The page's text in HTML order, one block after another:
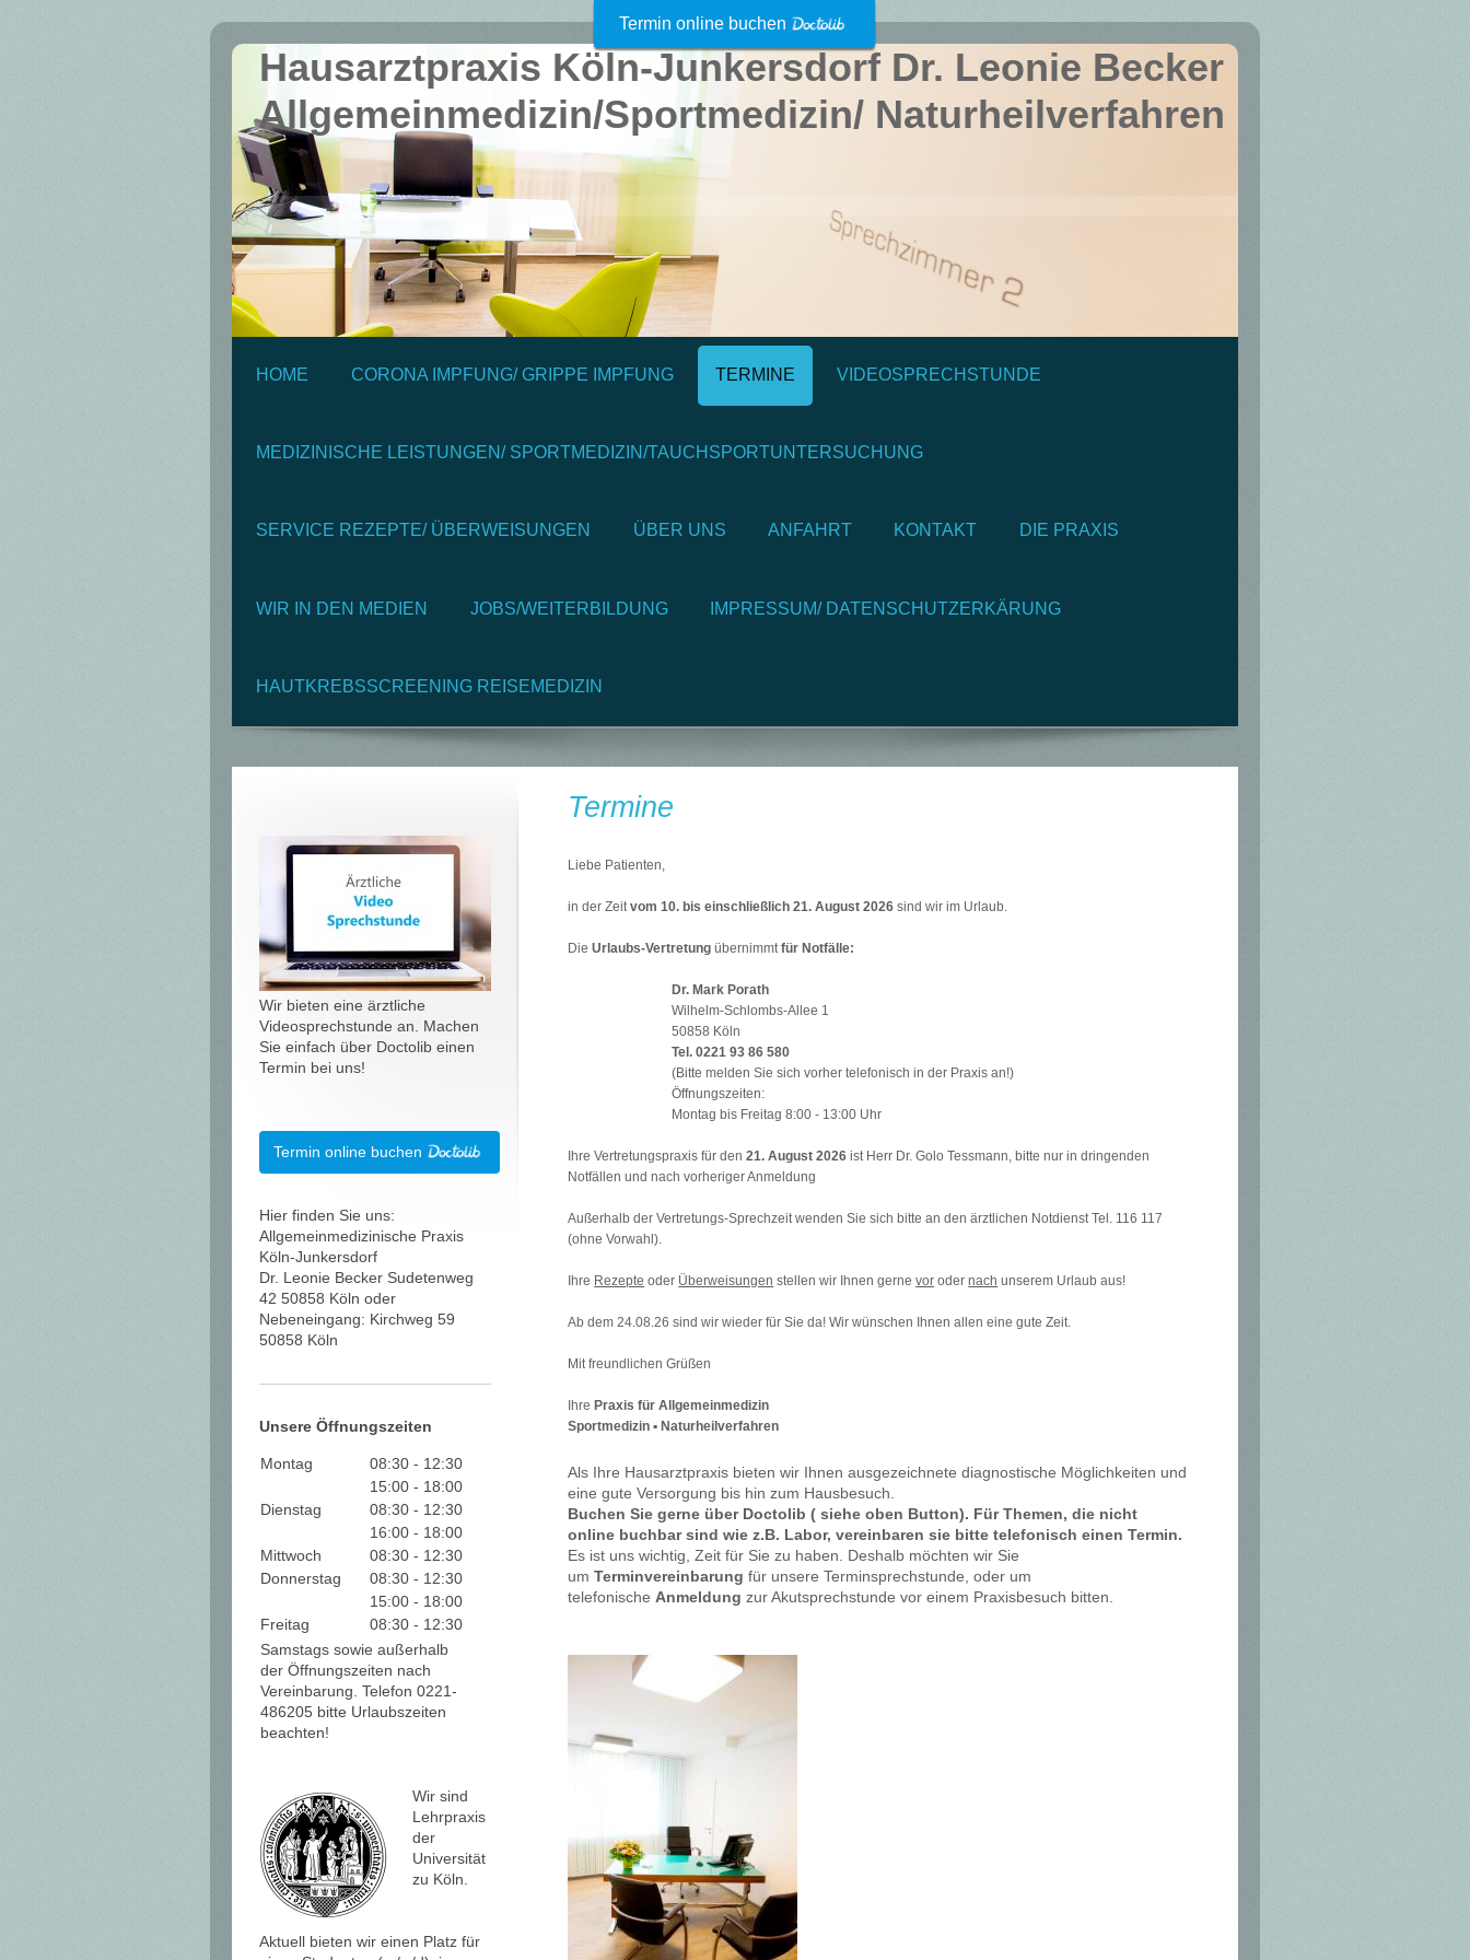
Hausarztpraxis Köln-Junkersdorf Dr. Leonie Becker
Allgemeinmedizin/Sportmedizin/ Naturheilverfahren
HOME CORONA IMPFUNG/ GRIPPE IMPFUNG TERMINE VIDEOSPRECHSTUNDE
MEDIZINISCHE LEISTUNGEN/ SPORTMEDIZIN/TAUCHSPORTUNTERSUCHUNG
SERVICE REZEPTE/ ÜBERWEISUNGEN ÜBER UNS ANFAHRT KONTAKT DIE PRAXIS
WIR IN DEN MEDIEN JOBS/WEITERBILDUNG IMPRESSUM/ DATENSCHUTZERKÄRUNG
HAUTKREBSSCREENING REISEMEDIZIN
Termine
Liebe Patienten,
in der Zeitvom 10. bis einschließlich 21. August 2026 sind wir im Urlaub.
DieUrlaubs-Vertretung übernimmtfür Notfälle:
Dr. Mark Porath
Wilhelm-Schlombs-Allee 1
50858 Köln
Tel. 0221 93 86 580
(Bitte melden Sie sich vorher telefonisch in der Praxis an!)
Öffnungszeiten:
Montag bis Freitag 8:00 - 13:00 Uhr
Ihre Vertretungspraxis für den21. August 2026 ist Herr Dr. Golo Tessmann, bitte nur in dringenden
Notfällen und nach vorheriger Anmeldung
Außerhalb der Vertretungs-Sprechzeit wenden Sie sich bitte an den ärztlichen Notdienst Tel. 116 117
(ohne Vorwahl).
Ihre Rezepte oder Überweisungen stellen wir Ihnen gernevor odernach unserem Urlaub aus!
Ab dem 24.08.26 sind wir wieder für Sie da! Wir wünschen Ihnen allen eine gute Zeit.
Mit freundlichen Grüßen
Ihre Praxis für Allgemeinmedizin
Sportmedizin ▪ Naturheilverfahren
Als Ihre Hausarztpraxis bieten wir Ihnen ausgezeichnete diagnostische Möglichkeiten und
eine gute Versorgung bis hin zum Hausbesuch.
Buchen Sie gerne über Doctolib ( siehe oben Button). Für Themen, die nicht
online buchbar sind wie z.B. Labor, vereinbaren sie bitte telefonisch einen Termin.
Es ist uns wichtig, Zeit für Sie zu haben. Deshalb möchten wir Sie
umTerminvereinbarungfür unsere Terminsprechstunde, oder um
telefonische Anmeldung zur Akutsprechstunde vor einem Praxisbesuch bitten.
Wir bieten eine ärztliche
Videosprechstunde an. Machen
Sie einfach über Doctolib einen
Termin bei uns!
Termin online buchen
Termin online buchen
Hier finden Sie uns:
Allgemeinmedizinische Praxis
Köln-Junkersdorf
Dr. Leonie Becker Sudetenweg
42 50858 Köln oder
Nebeneingang: Kirchweg 59
50858 Köln
Unsere Öffnungszeiten
Montag 08:30 - 12:30
15:00 - 18:00
Dienstag
08:30 - 12:30
16:00 - 18:00
Mittwoch
08:30 - 12:30
Donnerstag
08:30 - 12:30
15:00 - 18:00
Freitag
08:30 - 12:30
Samstags sowie außerhalb
der Öffnungszeiten nach
Vereinbarung. Telefon 0221-
486205 bitte Urlaubszeiten
beachten!
Wir sind
Lehrpraxis
der
Universität
zu Köln.
Aktuell bieten wir einen Platz für